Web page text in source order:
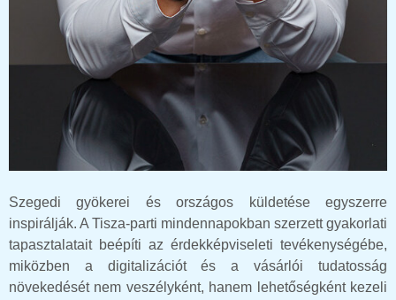
Szegedi gyökerei és országos küldetése egyszerre
inspirálják. A Tisza-parti mindennapokban szerzett gyakorlati
tapasztalatait beépíti az érdekképviseleti tevékenységébe,
miközben a digitalizációt és a vásárlói tudatosság
növekedését nem veszélyként, hanem lehetőségként kezeli